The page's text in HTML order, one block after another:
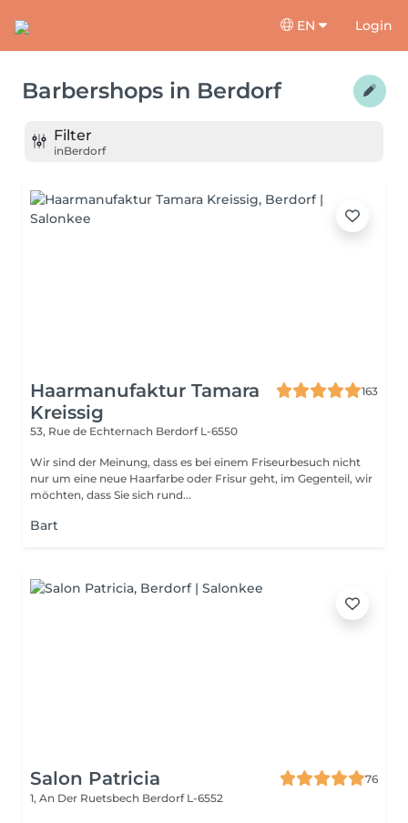
EN Login
Barbershops in Berdorf
Filter
inBerdorf
Haarmanufaktur Tamara
Kreissig
163
53, Rue de Echternach Berdorf L-6550
Wir sind der Meinung, dass es bei einem Friseurbesuch nicht
nur um eine neue Haarfarbe oder Frisur geht, im Gegenteil, wir
möchten, dass Sie sich rund...
Bart
Salon Patricia
76
1, An Der Ruetsbech Berdorf L-6552